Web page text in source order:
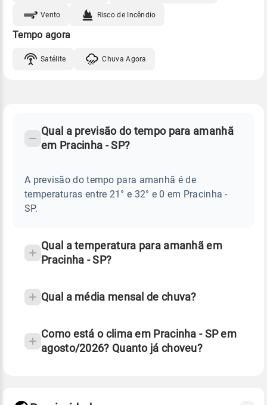
Vento Risco de Incêndio
Tempo agora
Satélite Chuva Agora
PRACINHA
Perguntas
sobre
chuva
Qual a previsão do tempo para amanhã
em Pracinha - SP?
A previsão do tempo para amanhã é de
temperaturas entre 21° e 32° e 0 em Pracinha -
SP.
Qual a temperatura para amanhã em
Pracinha - SP?
Qual a média mensal de chuva?
Como está o clima em Pracinha - SP em
agosto/2026? Quanto já choveu?